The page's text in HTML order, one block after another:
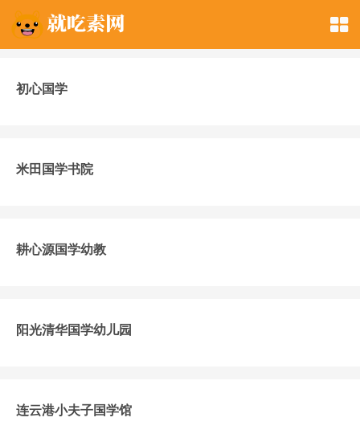
初心国学
米田国学书院
耕心源国学幼教
阳光清华国学幼儿园
连云港小夫子国学馆